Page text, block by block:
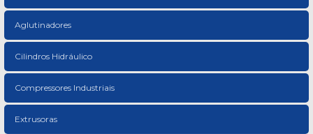
Aglutinadores
Cilindros Hidráulico
Compressores Industriais
Extrusoras